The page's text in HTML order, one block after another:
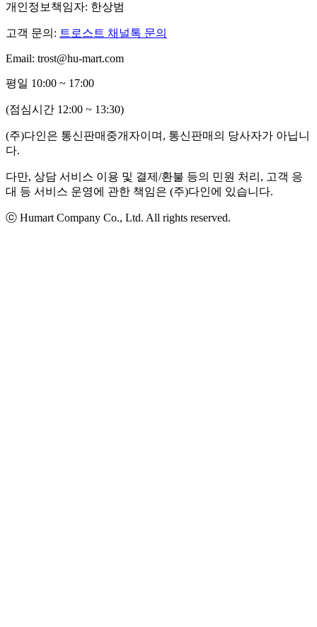
개인정보책임자: 한상범
고객 문의: 트로스트 채널톡 문의
Email: trost@hu-mart.com
평일 10:00 ~ 17:00
(점심시간 12:00 ~ 13:30)
(주)다인은 통신판매중개자이며, 통신판매의 당사자가 아닙니
다.
다만, 상담 서비스 이용 및 결제/환불 등의 민원 처리, 고객 응
대 등 서비스 운영에 관한 책임은 (주)다인에 있습니다.
ⓒ Humart Company Co., Ltd. All rights reserved.